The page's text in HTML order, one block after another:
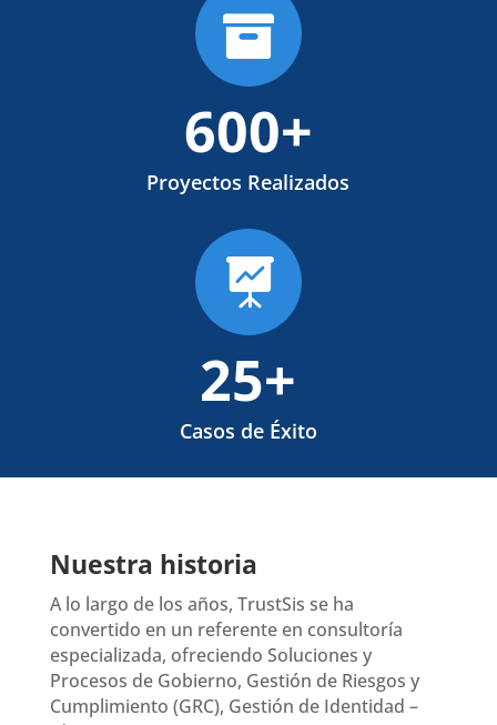

600+
Proyectos Realizados

25+
Casos de Éxito
Nuestra historia
A lo largo de los años, TrustSis se ha
convertido en un referente en consultoría
especializada, ofreciendo Soluciones y
Procesos de Gobierno, Gestión de Riesgos y
Cumplimiento (GRC), Gestión de Identidad –